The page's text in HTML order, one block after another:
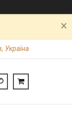
Україна